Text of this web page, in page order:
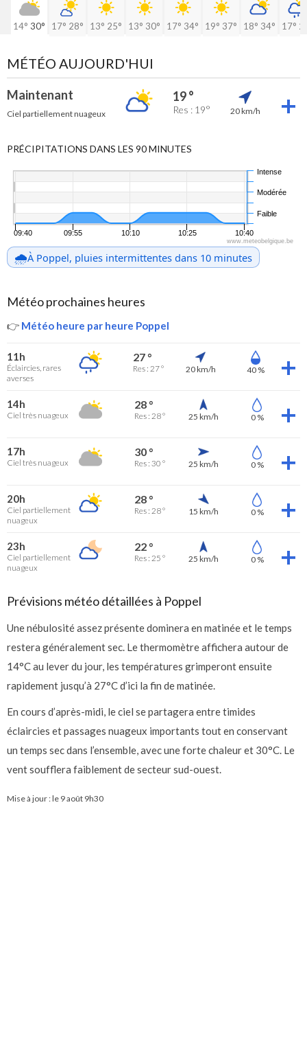
14° 30° 17° 28° 13° 25° 13° 30° 17° 34° 19° 37° 18° 34° 17°
MÉTÉO AUJOURD'HUI
Maintenant
Ciel partiellement nuageux
19 °
Res : 19° 20 km/h
PRÉCIPITATIONS DANS LES 90 MINUTES
09:40 09:55 10:10 10:25 10:40
Faible
Modérée
Intense
www.meteobelgique.be
🌧️À Poppel, pluies intermittentes dans 10 minutes
Météo prochaines heures
👉 Météo heure par heure Poppel
11h
Éclaircies, rares
averses
27 °
Res : 27 ° 20 km/h 40 %
14h
Ciel très nuageux
28 °
Res : 28 ° 25 km/h 0 %
17h
Ciel très nuageux
30 °
Res : 30 ° 25 km/h 0 %
20h
Ciel partiellement
nuageux
28 °
Res : 28 ° 15 km/h 0 %
23h
Ciel partiellement
nuageux
22 °
Res : 25 ° 25 km/h 0 %
Prévisions météo détaillées à Poppel
Une nébulosité assez présente dominera en matinée et le temps
restera généralement sec. Le thermomètre affichera autour de
14°C au lever du jour, les températures grimperont ensuite
rapidement jusqu’à 27°C d’ici la fin de matinée.
En cours d’après-midi, le ciel se partagera entre timides
éclaircies et passages nuageux importants tout en conservant
un temps sec dans l’ensemble, avec une forte chaleur et 30°C. Le
vent soufflera faiblement de secteur sud-ouest.
Mise à jour : le 9 août 9h30